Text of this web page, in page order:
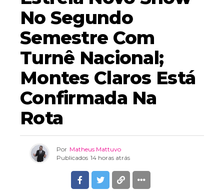
No Segundo
Semestre Com
Turnê Nacional;
Montes Claros Está
Confirmada Na
Rota
Por Matheus Mattuvo
Publicados 14 horas atrás